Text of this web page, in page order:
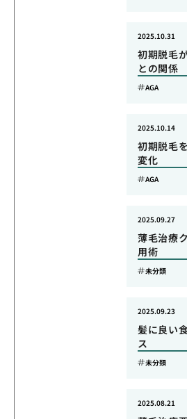
初期脱毛
との関係
2025.10.31
AGA
初期脱毛
変化
2025.10.14
AGA
薄毛治療
用術
2025.09.27
未分類
髪に良い
ス
2025.09.23
未分類
2025.08.21